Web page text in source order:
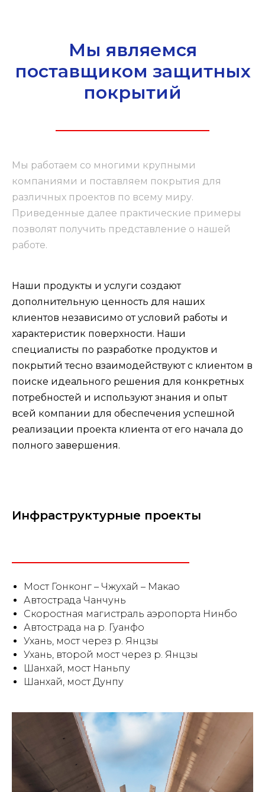
Мы являемся
поставщиком защитных
покрытий
Мы работаем со многими крупными
компаниями и поставляем покрытия для
различных проектов по всему миру.
Приведенные далее практические примеры
позволят получить представление о нашей
работе.
Наши продукты и услуги создают
дополнительную ценность для наших
клиентов независимо от условий работы и
характеристик поверхности. Наши
специалисты по разработке продуктов и
покрытий тесно взаимодействуют с клиентом в
поиске идеального решения для конкретных
потребностей и используют знания и опыт
всей компании для обеспечения успешной
реализации проекта клиента от его начала до
полного завершения.
Инфраструктурные проекты
Мост Гонконг – Чжухай – Макао
Автострада Чанчунь
Скоростная магистраль аэропорта Нинбо
Автострада на р. Гуанфо
Ухань, мост через р. Янцзы
Ухань, второй мост через р. Янцзы
Шанхай, мост Наньпу
Шанхай, мост Дунпу